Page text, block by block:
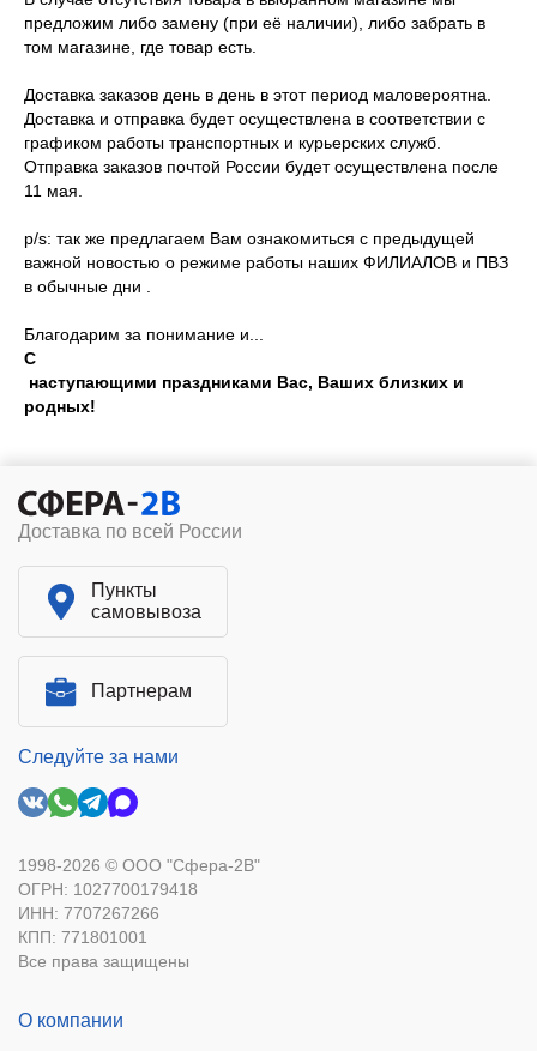
предложим либо замену (при её наличии), либо забрать в
том магазине, где товар есть.
Доставка заказов день в день в этот период маловероятна.
Доставка и отправка будет осуществлена в соответствии с
графиком работы транспортных и курьерских служб.
Отправка заказов почтой России будет осуществлена после
11 мая.
p/s: так же предлагаем Вам ознакомиться с предыдущей
важной новостью о режиме работы наших ФИЛИАЛОВ и ПВЗ
в обычные дни .
Благодарим за понимание и...
С
наступающими праздниками Вас, Ваших близких и
родных!
Доставка по всей России
Пункты
самовывоза
Партнерам
Следуйте за нами
1998-2026 © ООО "Сфера-2В"
ОГРН: 1027700179418
ИНН: 7707267266
КПП: 771801001
Все права защищены
О компании